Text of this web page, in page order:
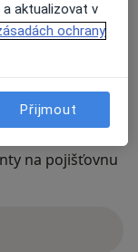
nové záložce
na pojišťovnu
aktualizovat v
ochrany
Přijmout